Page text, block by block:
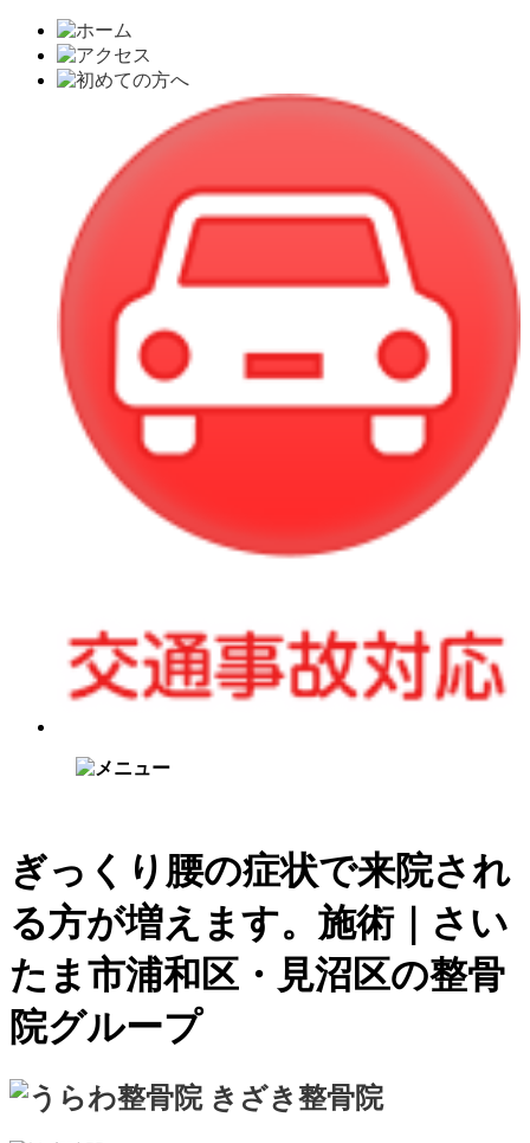
施術メニュー
Eトレ(メディカルダイエット)
ゆがみ矯正
ぎっくり腰の症状で来院され
る方が増えます。施術｜さい
たま市浦和区・見沼区の整骨
院グループ